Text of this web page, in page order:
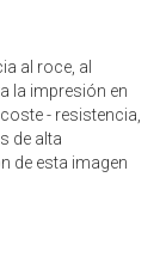
al roce, al
la impresión en
- resistencia,
de alta
de esta imagen